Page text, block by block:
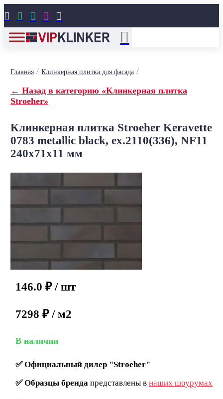
    
Главная/ Клинкерная плитка для фасада/
← Назад в категорию «Клинкерная плитка
Stroeher»
Клинкерная плитка Stroeher Keravette
0783 metallic black, ex.2110(336), NF11
240x71x11 мм
146.0 ₽ / шт
7298 ₽ / м2
В наличии
✅Официальный дилер "Stroeher"
✅Образцы брендапредставлены в наших шоурумах